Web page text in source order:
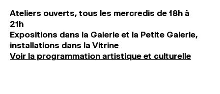
Ateliers ouverts, tous les mercredis de 18h à
21h
Expositions dans la Galerie et la Petite Galerie,
installations dans la Vitrine
Voir la programmation artistique et culturelle